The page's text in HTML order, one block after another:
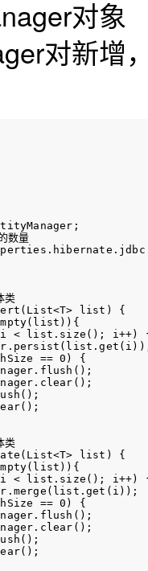
对象
对新增
类
list) {
< list.size(); i++)
== 0) {
类
list) {
< list.size(); i++)
== 0) {